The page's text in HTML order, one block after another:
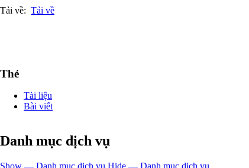
Tải về: Tải về
Thẻ
Tài liệu
Bài viết
Danh mục dịch vụ